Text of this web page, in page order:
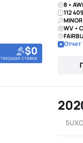
$0
текущая ставка
8 •
112
MINOR
WV •
Отчет